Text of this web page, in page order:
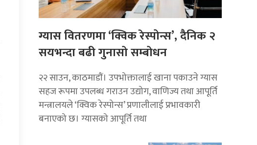
ग्यास वितरणमा ‘क्विक रेस्पोन्स’, दैनिक २
सयभन्दा बढी गुनासो सम्बोधन
२२ साउन, काठमाडाैं। उपभोक्तालाई खाना पकाउने ग्यास
सहज रूपमा उपलब्ध गराउन उद्योग, वाणिज्य तथा आपूर्ति
मन्त्रालयले ‘क्विक रेस्पोन्स’ प्रणालीलाई प्रभावकारी
बनाएको छ। ग्यासको आपूर्ति तथा